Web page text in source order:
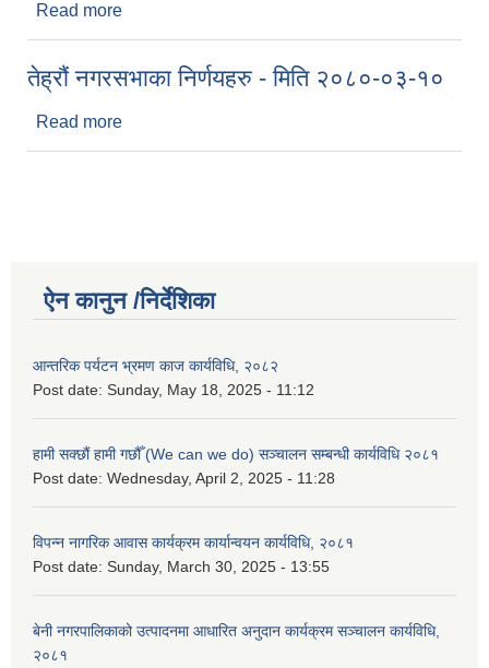
Read more
तेह्रौं नगरसभाका निर्णयहरु - मिति २०८०-०३-१०
Read more
ऐन कानुन /निर्देशिका
आन्तरिक पर्यटन भ्रमण काज कार्यविधि, २०८२
Post date: Sunday, May 18, 2025 - 11:12
हामी सक्छौं हामी गछौँ (We can we do) सञ्चालन सम्बन्धी कार्यविधि २०८१
Post date: Wednesday, April 2, 2025 - 11:28
विपन्न नागरिक आवास कार्यक्रम कार्यान्वयन कार्यविधि, २०८१
Post date: Sunday, March 30, 2025 - 13:55
बेनी नगरपालिकाको उत्पादनमा आधारित अनुदान कार्यक्रम सञ्‍चालन कार्यविधि,
२०८१